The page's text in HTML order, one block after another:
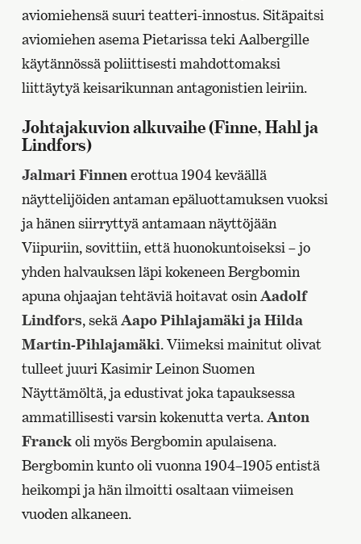
aviomiehensä suuri teatteri-innostus. Sitäpaitsi
aviomiehen asema Pietarissa teki Aalbergille
käytännössä poliittisesti mahdottomaksi
liittäytyä keisarikunnan antagonistien leiriin.
Johtajakuvion alkuvaihe (Finne, Hahl ja
Lindfors)
Jalmari Finnen erottua 1904 keväällä
näyttelijöiden antaman epäluottamuksen vuoksi
ja hänen siirryttyä antamaan näyttöjään
Viipuriin, sovittiin, että huonokuntoiseksi – jo
yhden halvauksen läpi kokeneen Bergbomin
apuna ohjaajan tehtäviä hoitavat osin Aadolf
Lindfors, sekäAapo Pihlajamäki ja Hilda
Martin-Pihlajamäki. Viimeksi mainitut olivat
tulleet juuri Kasimir Leinon Suomen
Näyttämöltä, ja edustivat joka tapauksessa
ammatillisesti varsin kokenutta verta.Anton
Franckoli myös Bergbomin apulaisena.
Bergbomin kunto oli vuonna 1904–1905 entistä
heikompi ja hän ilmoitti osaltaan viimeisen
vuoden alkaneen.